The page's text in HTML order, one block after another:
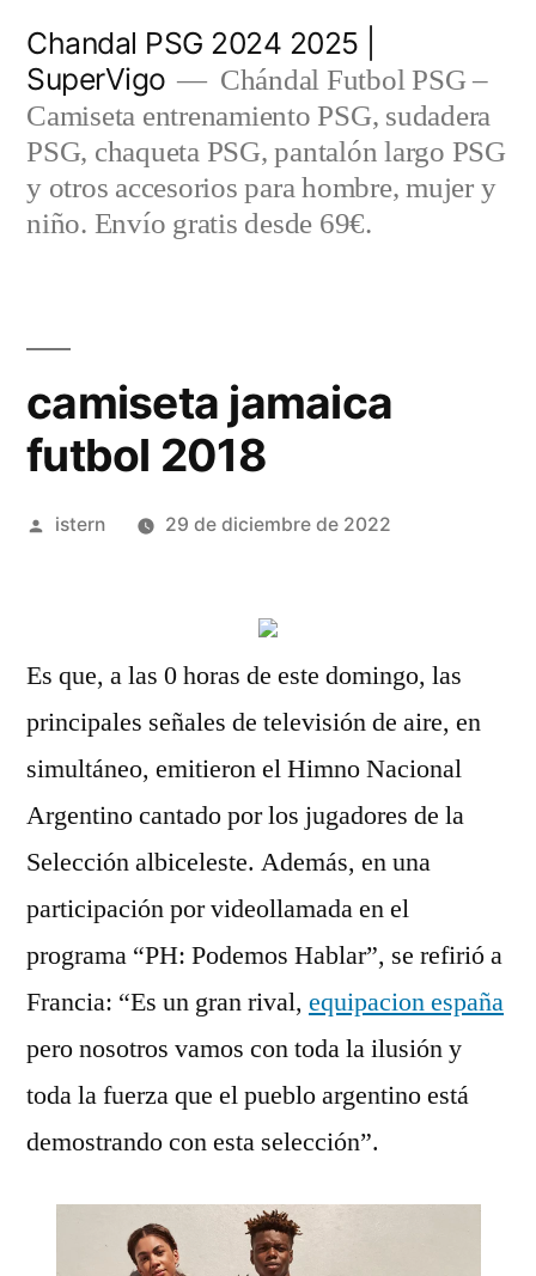
contenido
Chandal PSG 2024 2025 |
SuperVigo
Chándal Futbol PSG –
Camiseta entrenamiento PSG, sudadera
PSG, chaqueta PSG, pantalón largo PSG
y otros accesorios para hombre, mujer y
niño. Envío gratis desde 69€.
camiseta jamaica
futbol 2018
Publicado
istern 29 de diciembre de 2022
Es que, a las 0 horas de este domingo, las
principales señales de televisión de aire, en
simultáneo, emitieron el Himno Nacional
Argentino cantado por los jugadores de la
Selección albiceleste. Además, en una
participación por videollamada en el
programa “PH: Podemos Hablar”, se refirió a
Francia: “Es un gran rival, equipacion españa
pero nosotros vamos con toda la ilusión y
toda la fuerza que el pueblo argentino está
demostrando con esta selección”.